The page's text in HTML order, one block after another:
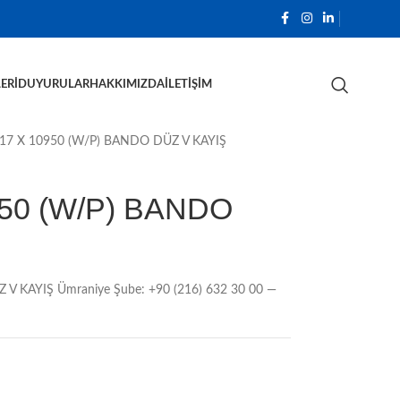
DUYURULARHAKKIMIZDA İLETIŞIM
X 10950 (W/P) BANDO DÜZ V KAYIŞ
(W/P) BANDO
KAYIŞ Ümraniye Şube: +90 (216) 632 30 00 —